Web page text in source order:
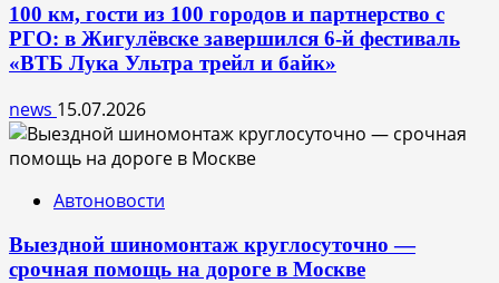
100 км, гости из 100 городов и партнерство с
РГО: в Жигулёвске завершился 6-й фестиваль
«ВТБ Лука Ультра трейл и байк»
news 15.07.2026
Автоновости
Выездной шиномонтаж круглосуточно —
срочная помощь на дороге в Москве